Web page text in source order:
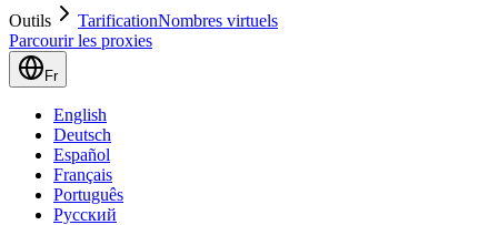
Outils
TarificationNombres virtuels
Parcourir les proxies
Fr
English
Deutsch
Español
Français
Português
Русский